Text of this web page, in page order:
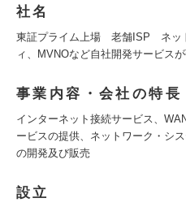
社名
東証プライム上場 老舗ISP ネッ
ィ、MVNOなど自社開発サービス
事業内容・会社の特長
インターネット接続サービス、
ービスの提供、ネットワーク・シ
の開発及び販売
設立